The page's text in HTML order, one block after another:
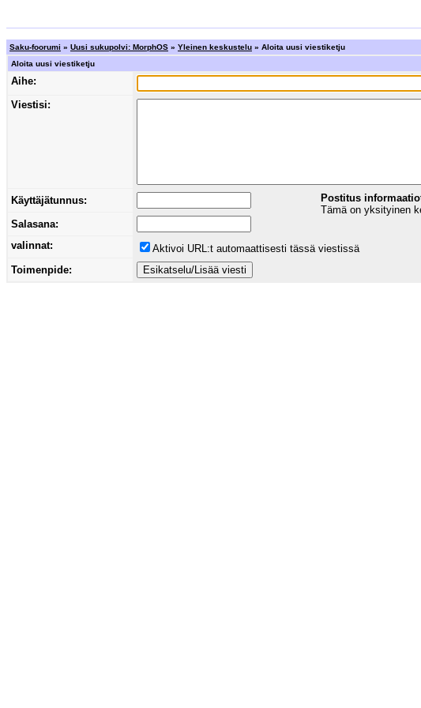
Saku-foorumi » Uusi sukupolvi: MorphOS » Yleinen keskustelu » Aloita uusi viestiketju
Aloita uusi viestiketju
Aihe:
Viestisi:
Käyttäjätunnus:
Postitus
Tämä on yksityinen
Salasana:
valinnat:
Aktivoi URL:t automaattisesti tässä viestissä
Toimenpide: